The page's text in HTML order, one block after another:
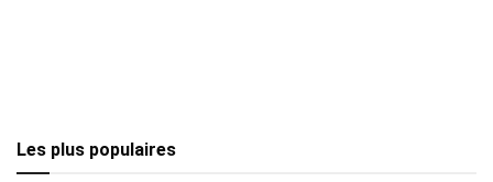
Les plus populaires